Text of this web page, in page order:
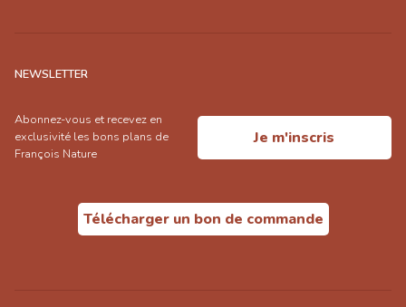
NEWSLETTER
Abonnez-vous et recevez en
exclusivité les bons plans de
François Nature
Je m'inscris
Télécharger un bon de commande